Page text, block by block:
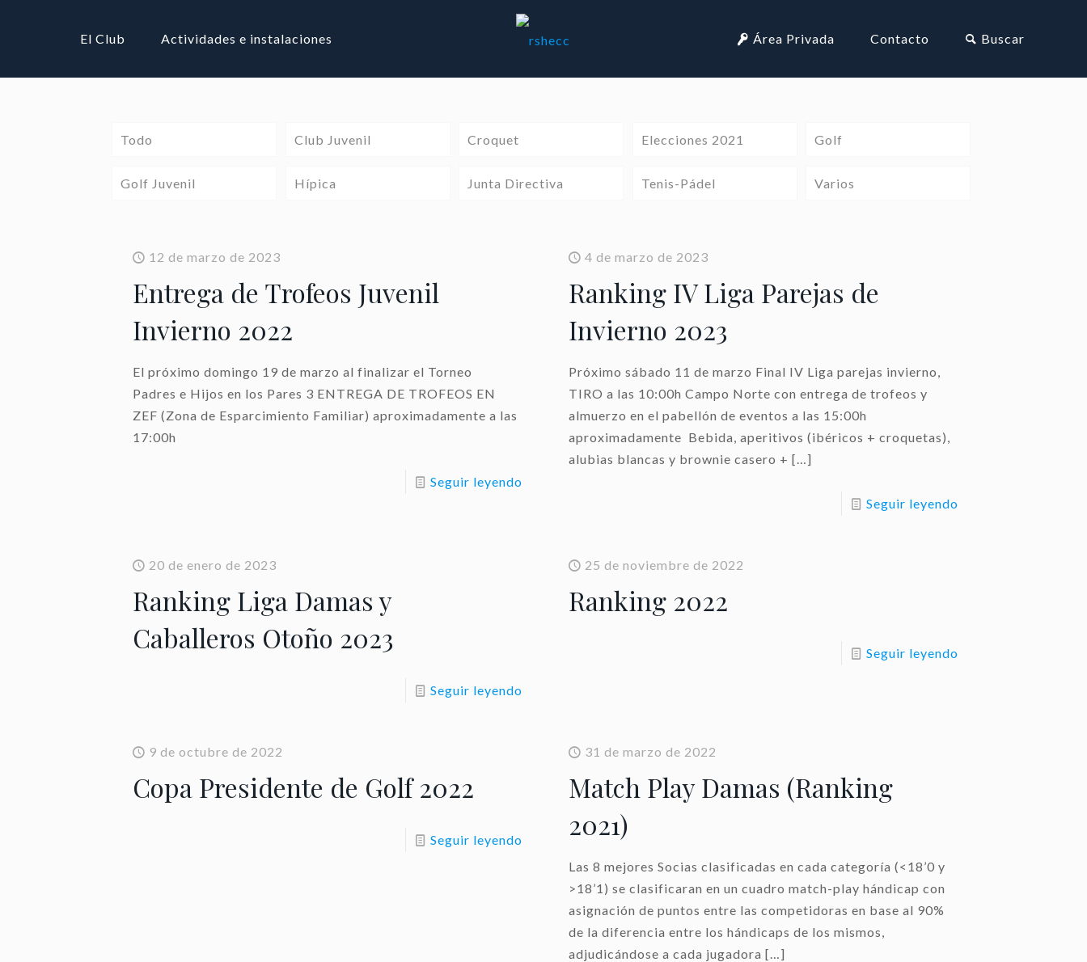
El Club Actividades e instalaciones Área Privada Contacto Buscar
Todo Club Juvenil Croquet Elecciones 2021 Golf
Golf Juvenil Hípica Junta Directiva Tenis-Pádel Varios
12 de marzo de 2023
Entrega de Trofeos Juvenil
Invierno 2022
El próximo domingo 19 de marzo al finalizar el Torneo
Padres e Hijos en los Pares 3 ENTREGA DE TROFEOS EN
ZEF (Zona de Esparcimiento Familiar) aproximadamente a las
17:00h
Seguir leyendo
4 de marzo de 2023
Ranking IV Liga Parejas de
Invierno 2023
Próximo sábado 11 de marzo Final IV Liga parejas invierno,
TIRO a las 10:00h Campo Norte con entrega de trofeos y
almuerzo en el pabellón de eventos a las 15:00h
aproximadamente Bebida, aperitivos (ibéricos + croquetas),
alubias blancas y brownie casero + […]
Seguir leyendo
20 de enero de 2023
Ranking Liga Damas y
Caballeros Otoño 2023
Seguir leyendo
25 de noviembre de 2022
Ranking 2022
Seguir leyendo
9 de octubre de 2022
Copa Presidente de Golf 2022
Seguir leyendo
31 de marzo de 2022
Match Play Damas (Ranking
2021)
Las 8 mejores Socias clasificadas en cada categoría (<18’0 y
>18’1) se clasificaran en un cuadro match-play hándicap con
asignación de puntos entre las competidoras en base al 90%
de la diferencia entre los hándicaps de los mismos,
adjudicándose a cada jugadora […]